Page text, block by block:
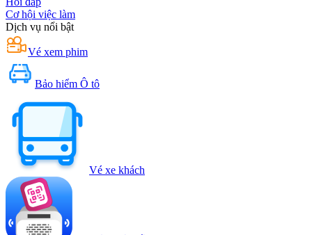
Cơ hội việc làm
Dịch vụ nổi bật
Vé xem phim
Bảo hiểm Ô tô
Vé xe khách